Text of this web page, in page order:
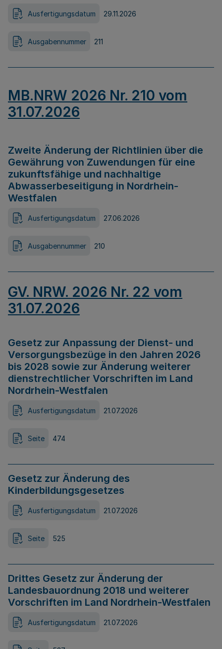
Ausfertigungsdatum 29.11.2026
Ausgabennummer 211
MB.NRW 2026 Nr. 210 vom
31.07.2026
Zweite Änderung der Richtlinien über die
Gewährung von Zuwendungen für eine
zukunftsfähige und nachhaltige
Abwasserbeseitigung in Nordrhein-
Westfalen
Ausfertigungsdatum 27.06.2026
Ausgabennummer 210
GV. NRW. 2026 Nr. 22 vom
31.07.2026
Gesetz zur Anpassung der Dienst- und
Versorgungsbezüge in den Jahren 2026
bis 2028 sowie zur Änderung weiterer
dienstrechtlicher Vorschriften im Land
Nordrhein-Westfalen
Ausfertigungsdatum 21.07.2026
Seite 474
Gesetz zur Änderung des
Kinderbildungsgesetzes
Ausfertigungsdatum 21.07.2026
Seite 525
Drittes Gesetz zur Änderung der
Landesbauordnung 2018 und weiterer
Vorschriften im Land Nordrhein-Westfalen
Ausfertigungsdatum 21.07.2026